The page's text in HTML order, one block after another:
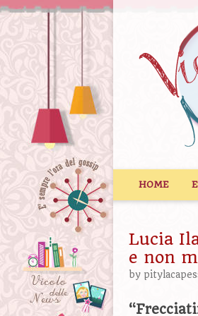
HOME
Lucia
e non
by